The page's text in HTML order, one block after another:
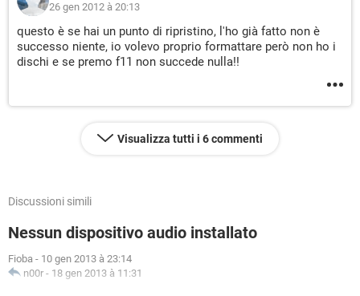
26 gen 2012 à 20:13
questo è se hai un punto di ripristino, l'ho già fatto non è
successo niente, io volevo proprio formattare però non ho i
dischi e se premo f11 non succede nulla!!
Visualizza tutti i 6 commenti
Discussioni simili
Nessun dispositivo audio installato
Fioba - 10 gen 2013 à 23:14
n00r - 18 gen 2013 à 11:31